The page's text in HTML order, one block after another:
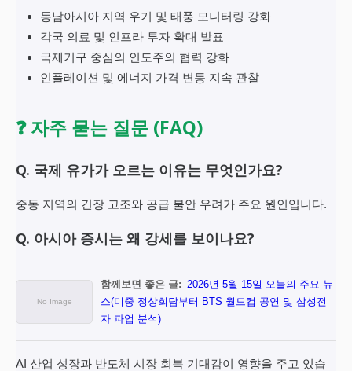
동남아시아 지역 우기 및 태풍 모니터링 강화
각국 의료 및 인프라 투자 확대 발표
국제기구 중심의 인도주의 협력 강화
인플레이션 및 에너지 가격 변동 지속 관찰
❓ 자주 묻는 질문 (FAQ)
Q. 국제 유가가 오르는 이유는 무엇인가요?
중동 지역의 긴장 고조와 공급 불안 우려가 주요 원인입니다.
Q. 아시아 증시는 왜 강세를 보이나요?
함께보면 좋은 글: 2026년 5월 15일 오늘의 주요 뉴
스(미중 정상회담부터 BTS 월드컵 공연 및 삼성전
자 파업 분석)
AI 산업 성장과 반도체 시장 회복 기대감이 영향을 주고 있습